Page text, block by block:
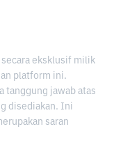
secara eksklusif milik
platform ini.
tanggung jawab atas
disediakan. Ini
saran